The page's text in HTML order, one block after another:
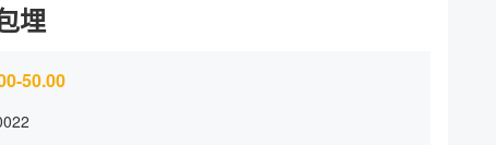
埋
50.00